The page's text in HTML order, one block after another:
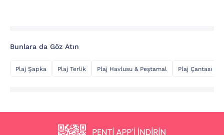
Bunlara da Göz Atın
Plaj Şapka Plaj Terlik Plaj Havlusu & Peştamal Plaj Çantası